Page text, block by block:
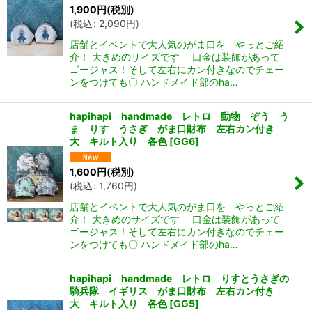
1,900円(税別)
(税込: 2,090円)
店舗とイベントで大人気のがま口を やっとご紹
介！ 大きめのサイズです 口金は装飾があって
ゴージャス！そして左右にカン付きなのでチェー
ンをつけても〇 ハンドメイド部のha…
hapihapi handmade レトロ 動物 ぞう う
ま りす うさぎ がま口財布 左右カン付き
大 キルト入り 各色 [GG6]
1,600円(税別)
(税込: 1,760円)
店舗とイベントで大人気のがま口を やっとご紹
介！ 大きめのサイズです 口金は装飾があって
ゴージャス！そして左右にカン付きなのでチェー
ンをつけても〇 ハンドメイド部のha…
hapihapi handmade レトロ りすとうさぎの
騎兵隊 イギリス がま口財布 左右カン付き
大 キルト入り 各色 [GG5]